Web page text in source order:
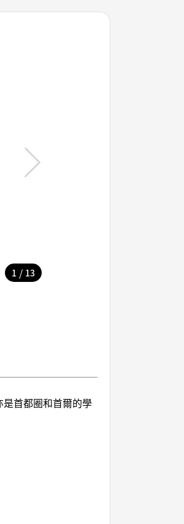
1 / 13
首都圈和首爾的學